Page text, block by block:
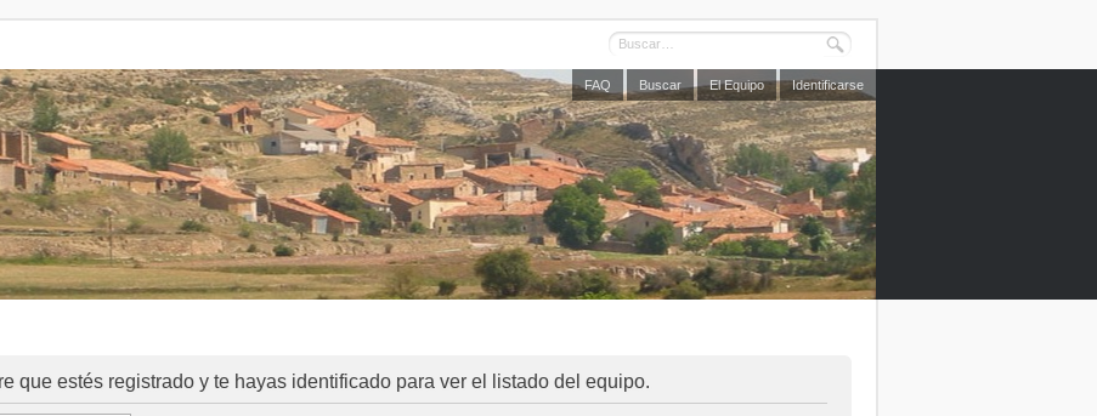
FAQ Buscar El Equipo Identificarse
que estés registrado y te hayas identificado para ver el listado del equipo.